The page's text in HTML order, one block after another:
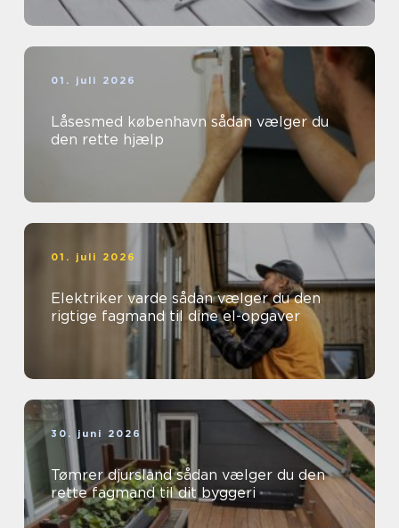
01. juli 2026
Låsesmed københavn sådan vælger du
den rette hjælp
01. juli 2026
Elektriker varde sådan vælger du den
rigtige fagmand til dine el-opgaver
30. juni 2026
Tømrer djursland sådan vælger du den
rette fagmand til dit byggeri